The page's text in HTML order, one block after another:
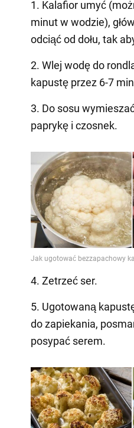
1. Kalafior umyć
minut w wodzie),
odciąć od dołu, tak
2. Wlej wodę do
kapustę przez 6-7
3. Do sosu
paprykę i czosnek.
4. Zetrzeć ser.
5. Ugotowaną
do zapiekania,
posypać serem.